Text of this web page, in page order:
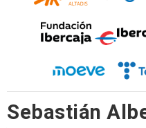
Sebastián